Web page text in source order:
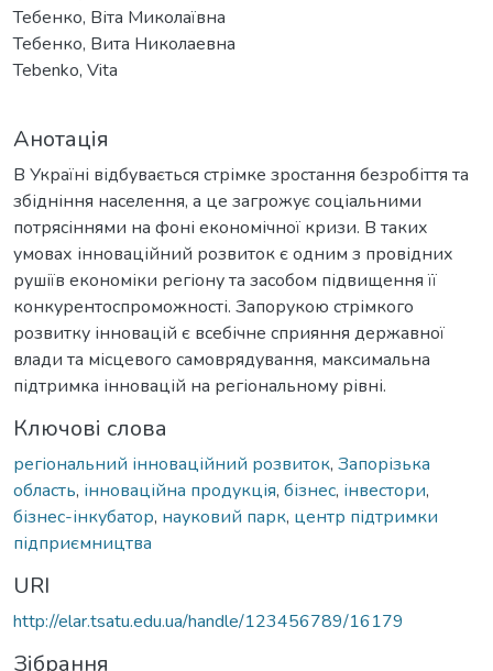
Тебенко, Віта Миколаївна
Тебенко, Вита Николаевна
Tebenko, Vita
Анотація
В Україні відбувається стрімке зростання безробіття та
збідніння населення, а це загрожує соціальними
потрясіннями на фоні економічної кризи. В таких
умовах інноваційний розвиток є одним з провідних
рушіїв економіки регіону та засобом підвищення її
конкурентоспроможності. Запорукою стрімкого
розвитку інновацій є всебічне сприяння державної
влади та місцевого самоврядування, максимальна
підтримка інновацій на регіональному рівні.
Ключові слова
регіональний інноваційний розвиток, Запорізька
область, інноваційна продукція, бізнес, інвестори,
бізнес-інкубатор, науковий парк, центр підтримки
підприємництва
URI
http://elar.tsatu.edu.ua/handle/123456789/16179
Зібрання